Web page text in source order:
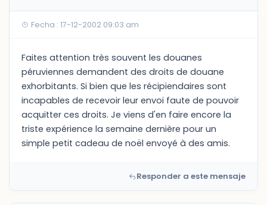
Fecha : 17-12-2002 09:03 am
Faites attention très souvent les douanes
péruviennes demandent des droits de douane
exhorbitants. Si bien que les récipiendaires sont
incapables de recevoir leur envoi faute de pouvoir
acquitter ces droits. Je viens d'en faire encore la
triste expérience la semaine dernière pour un
simple petit cadeau de noël envoyé à des amis.
Responder a este mensaje